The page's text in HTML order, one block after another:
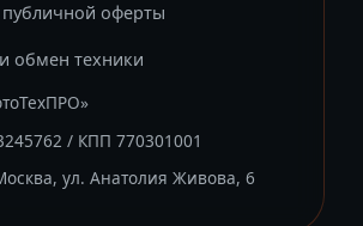
оферты
обмен техники
/ КПП 770301001
ул. Анатолия Живова, 6